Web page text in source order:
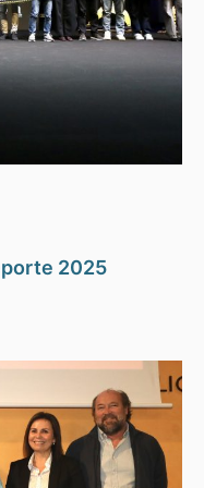
2025